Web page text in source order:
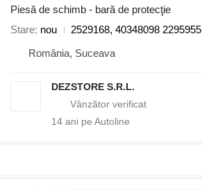
Piesă de schimb - bară de protecţie
Stare nou
2529168, 40348098 2295955
România, Suceava
DEZSTORE S.R.L.
14 ani pe Autoline